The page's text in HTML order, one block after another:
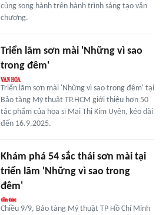
cùng song hành trên hành trình sáng tạo văn
chương.
Triển lãm sơn mài 'Những vì sao
trong đêm'
Triển lãm sơn mài 'Những vì sao trong đêm' tại
Bảo tàng Mỹ thuật TP.HCM giới thiệu hơn 50
tác phẩm của họa sĩ Mai Thị Kim Uyên, kéo dài
đến 16.9.2025.
Khám phá 54 sắc thái sơn mài tại
triển lãm 'Những vì sao trong
đêm'
Chiều 9/9, Bảo tàng Mỹ thuật TP Hồ Chí Minh